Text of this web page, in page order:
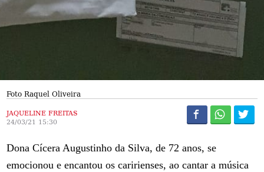
Foto Raquel Oliveira
JAQUELINE FREITAS
24/03/21 15:30
Dona Cícera Augustinho da Silva, de 72 anos, se
emocionou e encantou os caririenses, ao cantar a música